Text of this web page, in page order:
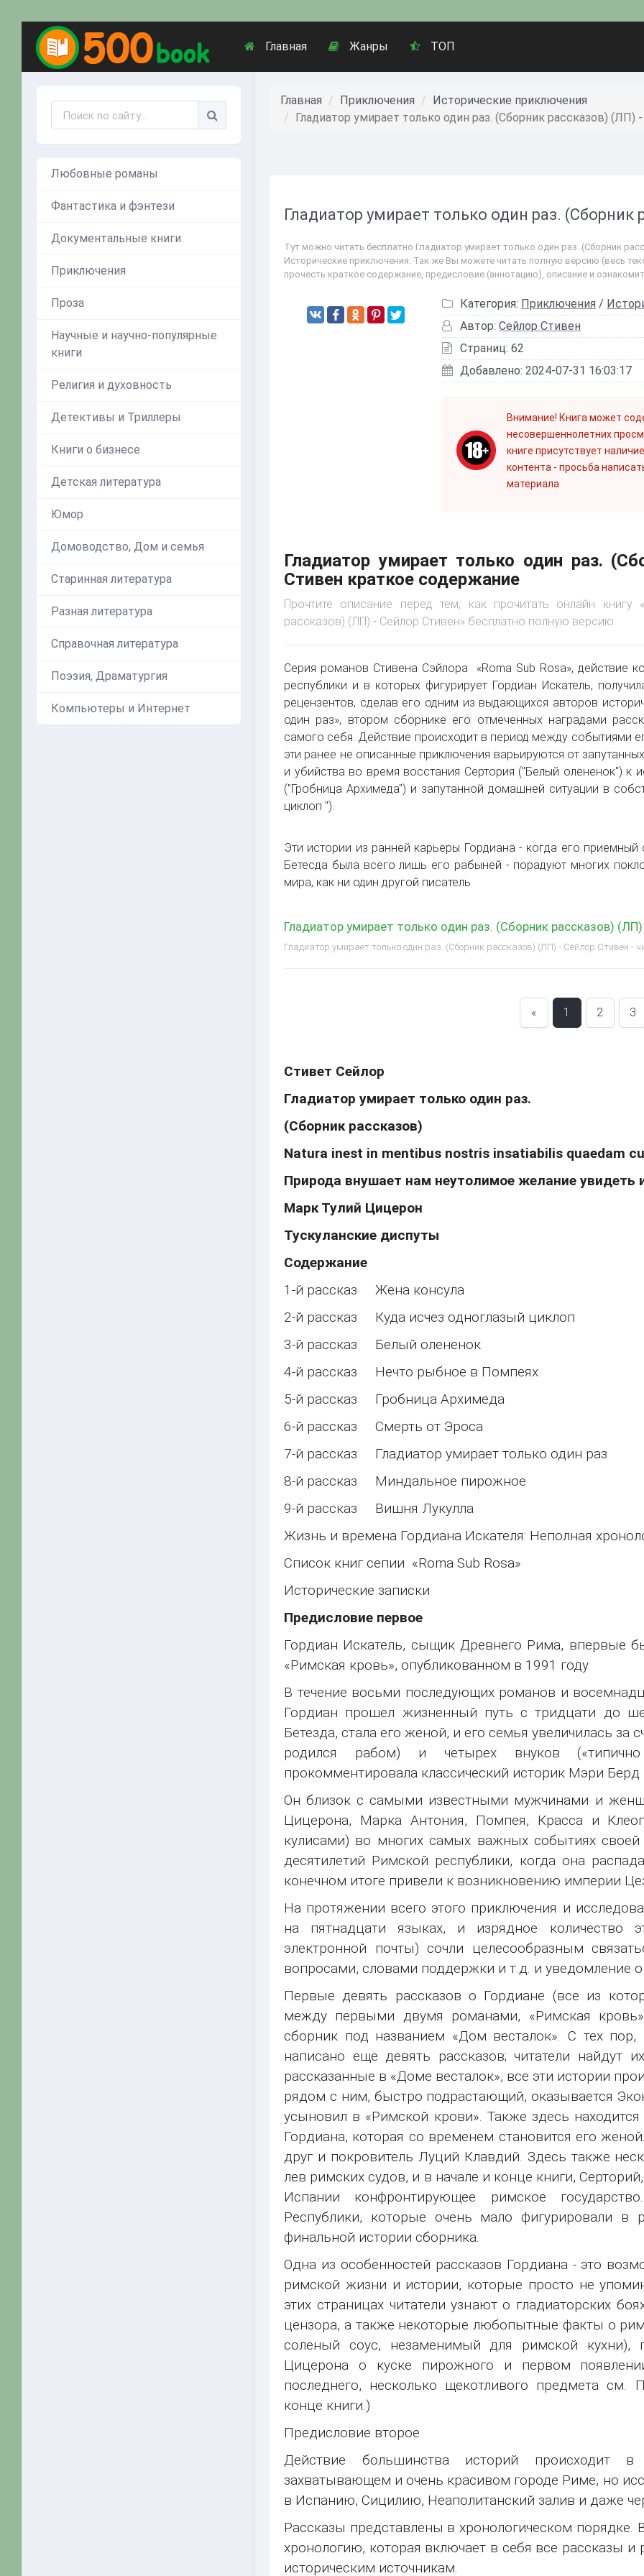
Главная Жанры ТОП
Любовные романы
Фантастика и фэнтези
Документальные книги
Приключения
Проза
Научные и научно-популярные
книги
Религия и духовность
Детективы и Триллеры
Книги о бизнесе
Детская литература
Юмор
Домоводство, Дом и семья
Старинная литература
Разная литература
Справочная литература
Поэзия, Драматургия
Компьютеры и Интернет
Главная Приключения
Исторические приключения
Гладиатор умирает только один раз. (Сборник рассказов) (ЛП)
Гладиатор умирает только один раз.
Тут можно читать бесплатно Гладиатор умирает только один раз. (Сборник
Исторические приключения. Так же Вы можете читать полную версию (весь
прочесть краткое содержание, предисловие (аннотацию), описание и
Категория: Приключения /
Автор: Сейлор Стивен
Страниц: 62
Добавлено: 2024-07-31 16:03:17
Внимание! Книга может
несовершеннолетних
книге присутствует
контента - просьба
материала
Гладиатор умирает только один раз.
Стивен краткое содержание
Прочтите описание перед тем, как прочитать онлайн книгу
рассказов) (ЛП) - Сейлор Стивен» бесплатно полную версию:
Серия романов Стивена Сэйлора «Roma Sub Rosa», действие
республики и в которых фигурирует Гордиан Искатель,
рецензентов, сделав его одним из выдающихся авторов
один раз», втором сборнике его отмеченных наградами
самого себя. Действие происходит в период между событиями
эти ранее не описанные приключения варьируются от
и убийства во время восстания Сертория ("Белый олененок")
("Гробница Архимеда") и запутанной домашней ситуации в
циклоп ").
Эти истории из ранней карьеры Гордиана - когда его
Бетесда была всего лишь его рабыней - порадуют многих
мира, как ни один другой писатель
Гладиатор умирает только один раз. (Сборник рассказов)
Гладиатор умирает только один раз. (Сборник рассказов) (ЛП) - Сейлор Стивен -
« 1 2 3
Стивет Сейлор
Гладиатор умирает только один раз.
(Сборник рассказов)
Natura inest in mentibus nostris insatiabilis quaedam
Природа внушает нам неутолимое желание увидеть
Марк Тулий Цицерон
Тускуланские диспуты
Содержание
1-й рассказ Жена консула
2-й рассказ Куда исчез одноглазый циклоп
3-й рассказ Белый олененок
4-й рассказ Нечто рыбное в Помпеях
5-й рассказ Гробница Архимеда
6-й рассказ Смерть от Эроса
7-й рассказ Гладиатор умирает только один раз
8-й рассказ Миндальное пирожное
9-й рассказ Вишня Лукулла
Жизнь и времена Гордиана Искателя: Неполная
Список книг сепии «Roma Sub Rosa»
Исторические записки
Предисловие первое
Гордиан Искатель, сыщик Древнего Рима, впервые
«Римская кровь», опубликованном в 1991 году.
В течение восьми последующих романов и
Гордиан прошел жизненный путь с тридцати до
Бетезда, стала его женой, и его семья увеличилась
родился рабом) и четырех внуков
прокомментировала классический историк Мэри Берд
Он близок с самыми известными мужчинами и
Цицерона, Марка Антония, Помпея, Красса и
кулисами) во многих самых важных событиях своей
десятилетий Римской республики, когда она
конечном итоге привели к возникновению империи
На протяжении всего этого приключения и
на пятнадцати языках, и изрядное количество
электронной почты) сочли целесообразным
вопросами, словами поддержки и т.д. и уведомление
Первые девять рассказов о Гордиане (все из
между первыми двумя романами, «Римская
сборник под названием «Дом весталок». С тех
написано еще девять рассказов; читатели найдут
рассказанные в «Доме весталок», все эти истории
рядом с ним, быстро подрастающий, оказывается
усыновил в «Римской крови». Также здесь находится
Гордиана, которая со временем становится его
друг и покровитель Луций Клавдий. Здесь также
лев римских судов, и в начале и конце книги,
Испании конфронтирующее римское
Республики, которые очень мало фигурировали в
финальной истории сборника.
Одна из особенностей рассказов Гордиана - это
римской жизни и истории, которые просто не
этих страницах читатели узнают о гладиаторских
цензора, а также некоторые любопытные факты о
соленый соус, незаменимый для римской кухни),
Цицерона о куске пирожного и первом
последнего, несколько щекотливого предмета см.
конце книги.)
Предисловие второе
Действие большинства историй происходит
захватывающем и очень красивом городе Риме, но
в Испанию, Сицилию, Неаполитанский залив и даже
Рассказы представлены в хронологическом порядке.
хронологию, которая включает в себя все рассказы
историческим источникам.